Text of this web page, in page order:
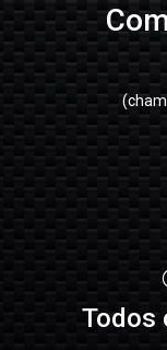
Todos